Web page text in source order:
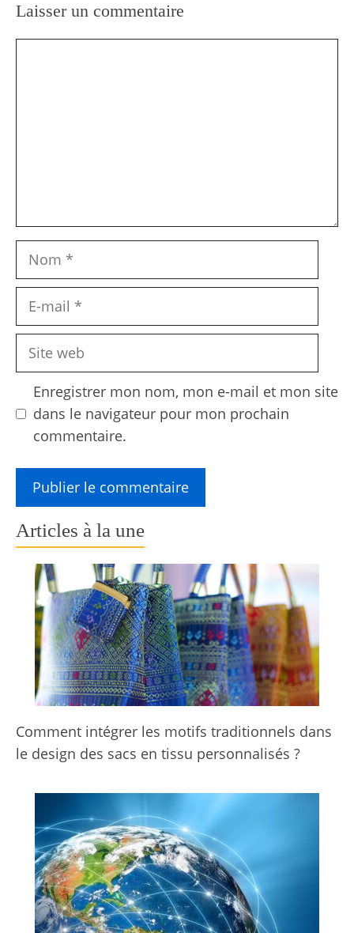
Laisser un commentaire
Nom
Site
Enregistrer mon nom, mon e-mail et mon site
dans le navigateur pour mon prochain
commentaire.
Articles à la une
Comment intégrer les motifs traditionnels dans
le design des sacs en tissu personnalisés ?